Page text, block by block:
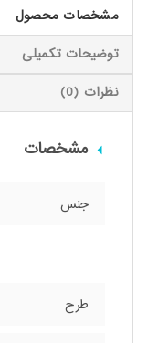
مشخصات محصول
توضیحات تکمیلی
نظرات (0)
مشخصات
جنس
طرح